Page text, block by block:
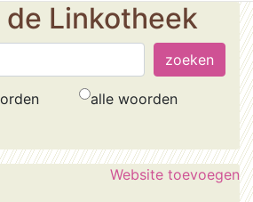
de Linkotheek
alle woorden
Website toevoegen